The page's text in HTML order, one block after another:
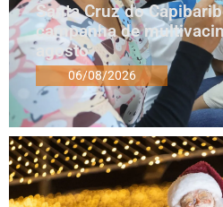
Santa Cruz do
campanha de
agosto
06/08/2026